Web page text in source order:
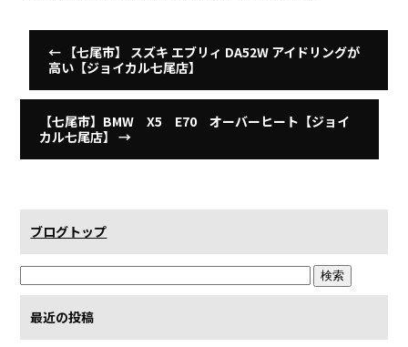
← 【七尾市】 スズキ エブリィ DA52W アイドリングが
高い【ジョイカル七尾店】
【七尾市】BMW X5 E70 オーバーヒート【ジョイ
カル七尾店】→
ブログトップ
最近の投稿